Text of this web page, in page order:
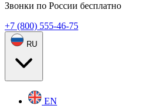
Звонки по России бесплатно
+7 (800) 555-46-75
RU
EN